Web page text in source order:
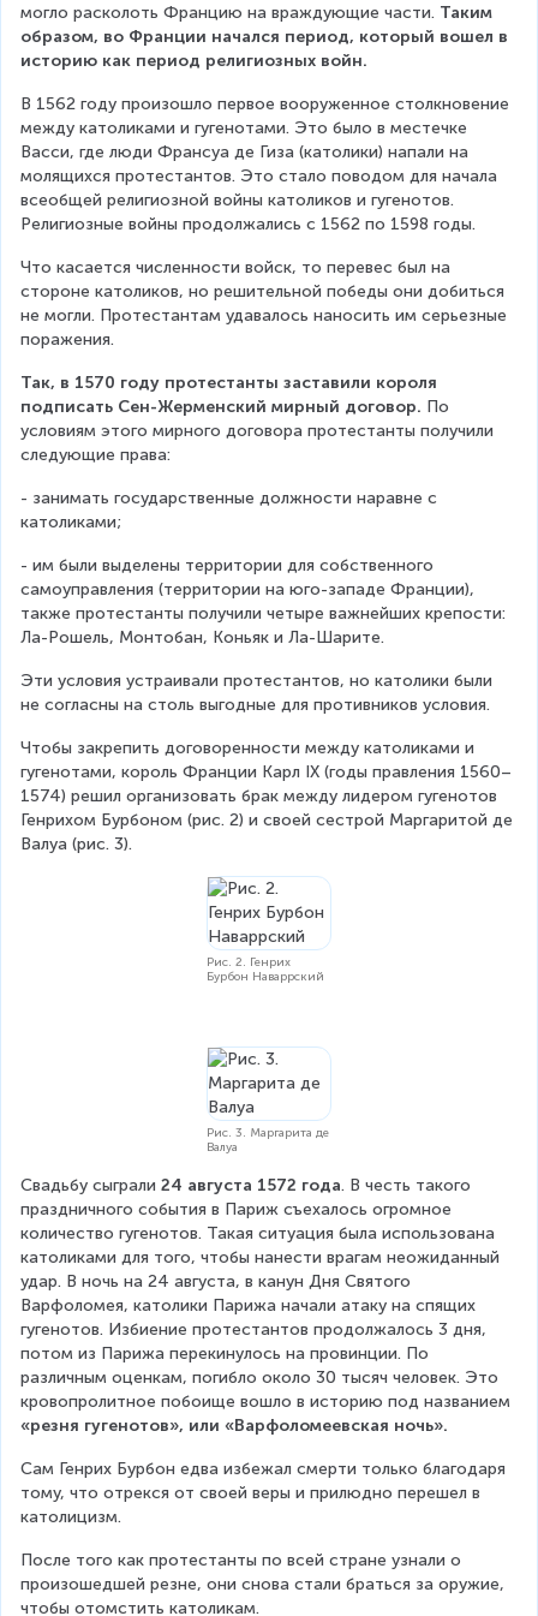
могло расколоть Францию на враждующие части. Таким
образом, во Франции начался период, который вошел в
историю как период религиозных войн.
В 1562 году произошло первое вооруженное столкновение
между католиками и гугенотами. Это было в местечке
Васси, где люди Франсуа де Гиза (католики) напали на
молящихся протестантов. Это стало поводом для начала
всеобщей религиозной войны католиков и гугенотов.
Религиозные войны продолжались с 1562 по 1598 годы.
Что касается численности войск, то перевес был на
стороне католиков, но решительной победы они добиться
не могли. Протестантам удавалось наносить им серьезные
поражения.
Так, в 1570 году протестанты заставили короля
подписать Сен-Жерменский мирный договор. По
условиям этого мирного договора протестанты получили
следующие права:
- занимать государственные должности наравне с
католиками;
- им были выделены территории для собственного
самоуправления (территории на юго-западе Франции),
также протестанты получили четыре важнейших крепости:
Ла-Рошель, Монтобан, Коньяк и Ла-Шарите.
Эти условия устраивали протестантов, но католики были
не согласны на столь выгодные для противников условия.
Чтобы закрепить договоренности между католиками и
гугенотами, король Франции Карл IX (годы правления 1560–
1574) решил организовать брак между лидером гугенотов
Генрихом Бурбоном (рис. 2) и своей сестрой Маргаритой де
Валуа (рис. 3).
Рис. 2. Генрих
Бурбон Наваррский
Рис. 3. Маргарита де
Валуа
Свадьбу сыграли 24 августа 1572 года. В честь такого
праздничного события в Париж съехалось огромное
количество гугенотов. Такая ситуация была использована
католиками для того, чтобы нанести врагам неожиданный
удар. В ночь на 24 августа, в канун Дня Святого
Варфоломея, католики Парижа начали атаку на спящих
гугенотов. Избиение протестантов продолжалось 3 дня,
потом из Парижа перекинулось на провинции. По
различным оценкам, погибло около 30 тысяч человек. Это
кровопролитное побоище вошло в историю под названием
«резня гугенотов», или «Варфоломеевская ночь».
Сам Генрих Бурбон едва избежал смерти только благодаря
тому, что отрекся от своей веры и прилюдно перешел в
католицизм.
После того как протестанты по всей стране узнали о
произошедшей резне, они снова стали браться за оружие,
чтобы отомстить католикам.